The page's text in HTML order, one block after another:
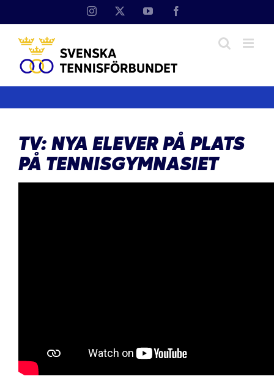
Instagram YouTube
TV: NYA ELEVER PÅ PLATS
PÅ TENNISGYMNASIET